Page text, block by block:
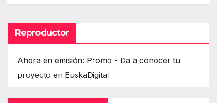
Reproductor
Ahora en emisión: Promo - Da a conocer tu
proyecto en EuskaDigital